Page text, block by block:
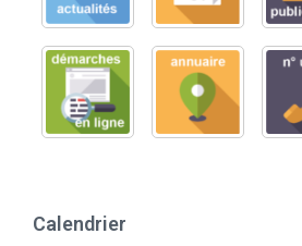
Calendrier